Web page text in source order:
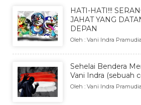
HATI-HATI!!!
JAHAT YANG
DEPAN
Oleh : Vani Indra
Sehelai Bendera
Vani Indra (sebuah
Oleh : Vani Indra